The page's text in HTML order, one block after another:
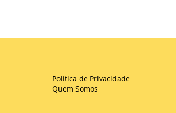
Política de Privacidade
Quem Somos